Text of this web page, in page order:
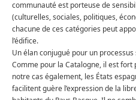
communauté est porteuse de
(culturelles, sociales, politiques,
chacune de ces catégories peut
l’édifice.
Un élan conjugué pour un
Comme pour la Catalogne, il est fort
notre cas également, les États
facilitent guère l’expression de la